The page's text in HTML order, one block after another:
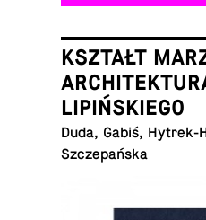
KSZTAŁT
LIPIŃSKIEGO
Duda, Gabiś,
Szczepańska